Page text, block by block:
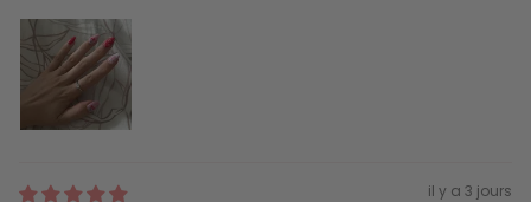
il y a 3 jours